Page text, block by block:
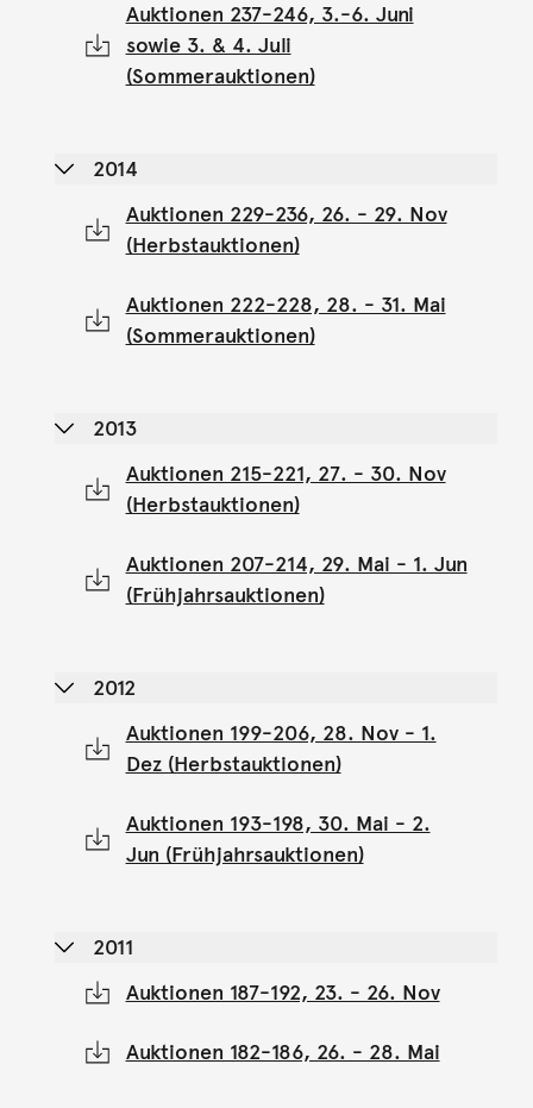
Auktionen 237-246, 3.-6. Juni
sowie 3. & 4. Juli
(Sommerauktionen)
2014
Auktionen 229-236, 26. - 29. Nov
(Herbstauktionen)
Auktionen 222-228, 28. - 31. Mai
(Sommerauktionen)
2013
Auktionen 215-221, 27. - 30. Nov
(Herbstauktionen)
Auktionen 207-214, 29. Mai - 1. Jun
(Frühjahrsauktionen)
2012
Auktionen 199-206, 28. Nov - 1.
Dez (Herbstauktionen)
Auktionen 193-198, 30. Mai - 2.
Jun (Frühjahrsauktionen)
2011
Auktionen 187-192, 23. - 26. Nov
Auktionen 182-186, 26. - 28. Mai